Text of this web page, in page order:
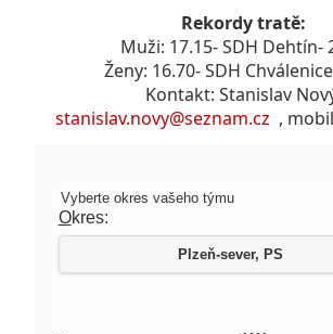
Rekordy tratě:
Muži: 17.15- SDH Dehtín-
Ženy: 16.70- SDH
Kontakt: Stanislav
stanislav.novy@seznam.cz ,